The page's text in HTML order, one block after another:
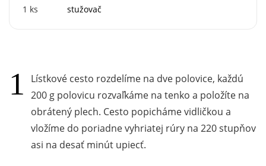
1 ks stužovač
Lístkové cesto rozdelíme na dve polovice, každú
200 g polovicu rozvaľkáme na tenko a položíte na
obrátený plech. Cesto popicháme vidličkou a
vložíme do poriadne vyhriatej rúry na 220 stupňov
asi na desať minút upiecť.